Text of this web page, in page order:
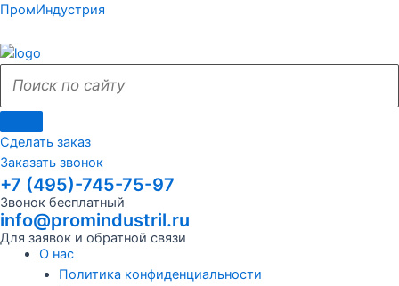
Перейти
содержимому
ПромИндустрия
Поиск
сайту
Поиск
Сделать заказ
Заказать звонок
+7 (495)-745-75-97
Звонок бесплатный
info@promindustril.ru
Для заявок и обратной связи
Меню
О нас
Политика конфиденциальности
Поиск
сайту
Поиск
Меню